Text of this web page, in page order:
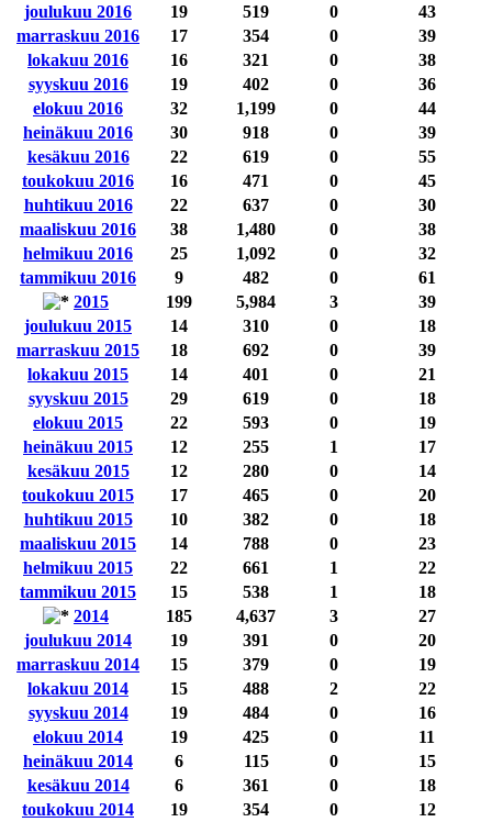
joulukuu 2016
19 519 0
43
marraskuu 2016
17 354 0
39
lokakuu 2016
16 321 0
38
syyskuu 2016
19 402 0
36
elokuu 2016
32 1,199 0
44
heinäkuu 2016
30 918 0
39
kesäkuu 2016
22 619 0
55
toukokuu 2016
16 471 0
45
huhtikuu 2016
22 637 0
30
maaliskuu 2016
38 1,480 0
38
helmikuu 2016
25 1,092 0
32
tammikuu 2016
9 482 0
61
2015
199 5,984 3
39
joulukuu 2015
14 310 0
18
marraskuu 2015
18 692 0
39
lokakuu 2015
14 401 0
21
syyskuu 2015
29 619 0
18
elokuu 2015
22 593 0
19
heinäkuu 2015
12 255 1
17
kesäkuu 2015
12 280 0
14
toukokuu 2015
17 465 0
20
huhtikuu 2015
10 382 0
18
maaliskuu 2015
14 788 0
23
helmikuu 2015
22 661 1
22
tammikuu 2015
15 538 1
18
2014
185 4,637 3
27
joulukuu 2014
19 391 0
20
marraskuu 2014
15 379 0
19
lokakuu 2014
15 488 2
22
syyskuu 2014
19 484 0
16
elokuu 2014
19 425 0
11
heinäkuu 2014
6 115 0
15
kesäkuu 2014
6 361 0
18
toukokuu 2014
19 354 0
12